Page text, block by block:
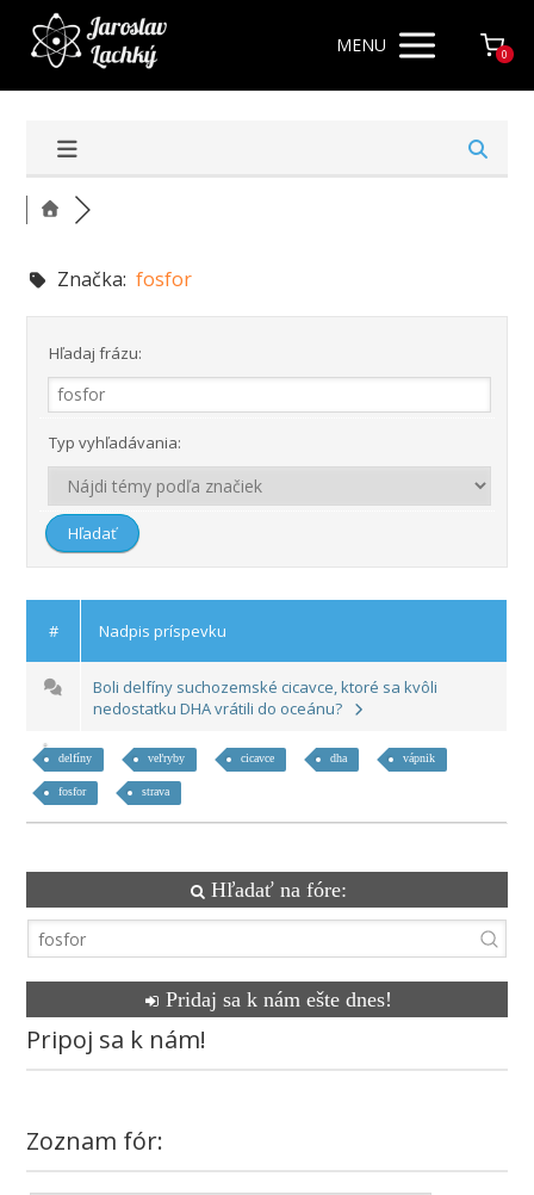
MENU 0
Značka:fosfor
Hľadaj frázu:
Typ vyhľadávania:
# Nadpis príspevku
Boli delfíny suchozemské cicavce, ktoré sa kvôli
nedostatku DHA vrátili do oceánu?
delfíny veľryby cicavce dha vápnik
fosfor strava
Hľadať na fóre:
Pridaj sa k nám ešte dnes!
Pripoj sa k nám!
Zoznam fór: